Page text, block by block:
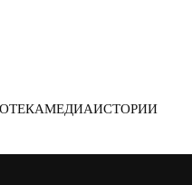
МЕДИАИСТОРИИ